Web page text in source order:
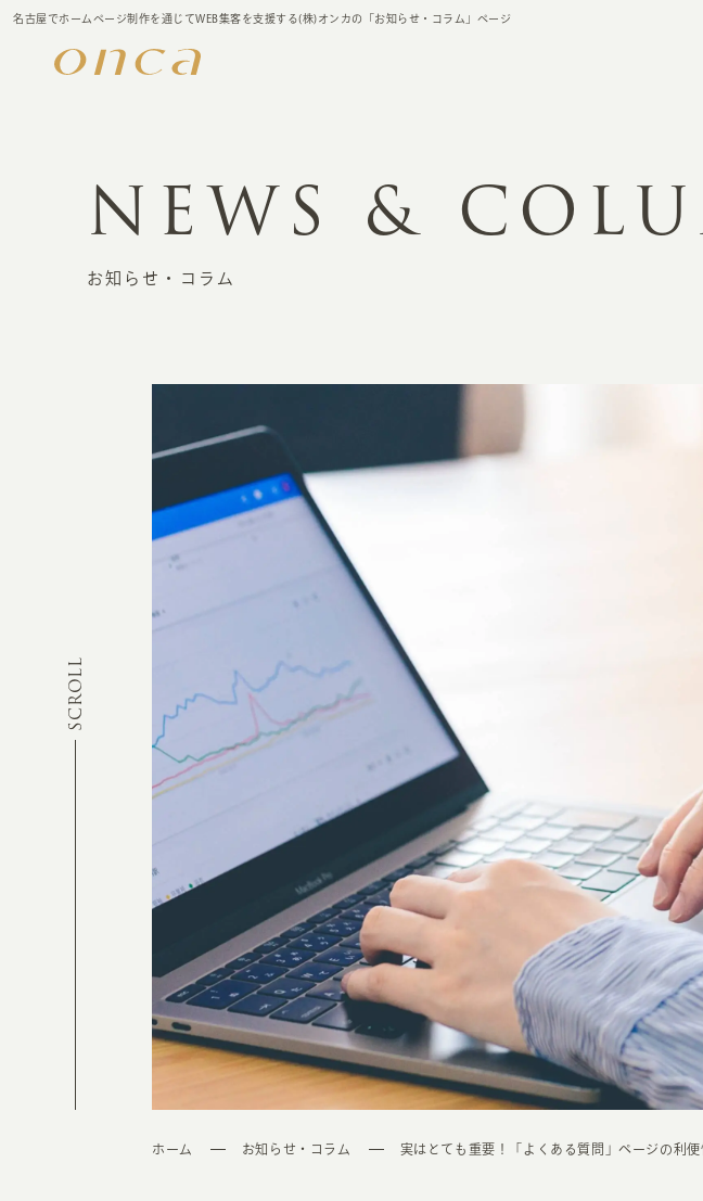
名古屋でホームページ制作を通じてWEB集客を支援する(株)オンカの「お知らせ・コラム」ページ
NEWS &
お知らせ・コラム
SCROLL
ホーム お知らせ・コラム 実はとても重要！「よくある質問」ページの利